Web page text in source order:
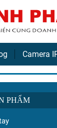
Camera
PHẨM